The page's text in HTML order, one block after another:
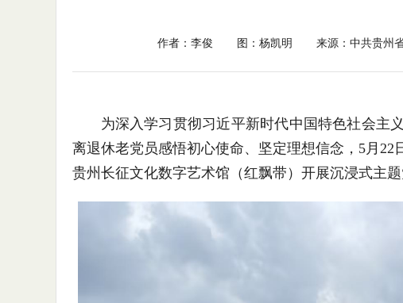
作者：李俊 图：杨凯明 来源：中共贵州
为深入学习贯彻习近平新时代中国特色社会主
离退休老党员感悟初心使命、坚定理想信念，5月
贵州长征文化数字艺术馆（红飘带）开展沉浸式主题